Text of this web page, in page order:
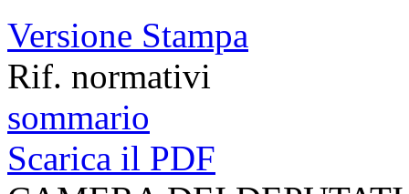
Versione Stampa
Rif. normativi
sommario
Scarica il PDF